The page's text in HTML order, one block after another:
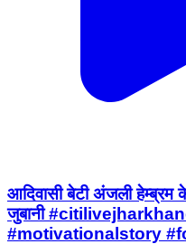
आदिवासी बेटी अंजली हेम्ब्रम
जुबानी
#motivationalstory